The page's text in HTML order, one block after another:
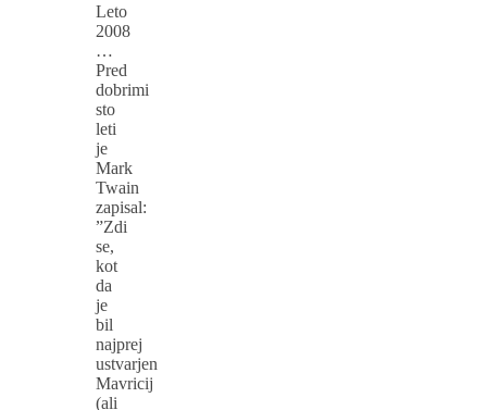
Leto
2008
…
Pred
dobrimi
sto
leti
je
Mark
Twain
zapisal:
”Zdi
se,
kot
da
je
bil
najprej
ustvarjen
Mavricij
(ali